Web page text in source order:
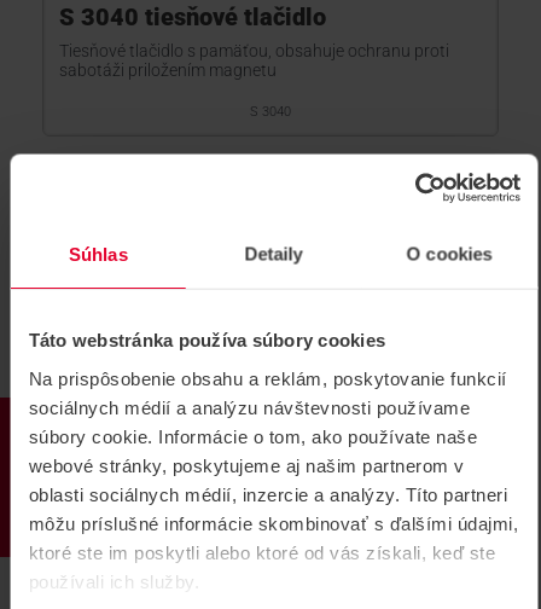
Súhlas Detaily O cookies
Táto webstránka používa súbory cookies
Na prispôsobenie obsahu a reklám, poskytovanie funkcií
sociálnych médií a analýzu návštevnosti používame
súbory cookie. Informácie o tom, ako používate naše
webové stránky, poskytujeme aj našim partnerom v
oblasti sociálnych médií, inzercie a analýzy. Títo partneri
môžu príslušné informácie skombinovať s ďalšími údajmi,
ktoré ste im poskytli alebo ktoré od vás získali, keď ste
používali ich služby.
PRODUKTY
S 3040 tiesňové tlačidlo
Tiesňové tlačidlo s pamäťou, obsahuje ochranu proti
sabotáži priložením magnetu
S 3040